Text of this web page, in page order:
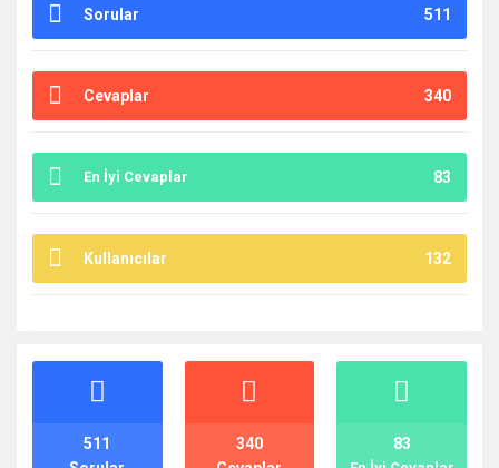
Sorular 511
Cevaplar 340
En İyi Cevaplar 83
Kullanıcılar 132
İstatistikler
511
340 83